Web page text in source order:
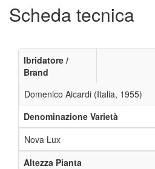
Scheda tecnica
Ibridatore /
Brand
Domenico Aicardi (Italia, 1955)
Denominazione Varietà
Nova Lux
Altezza Pianta